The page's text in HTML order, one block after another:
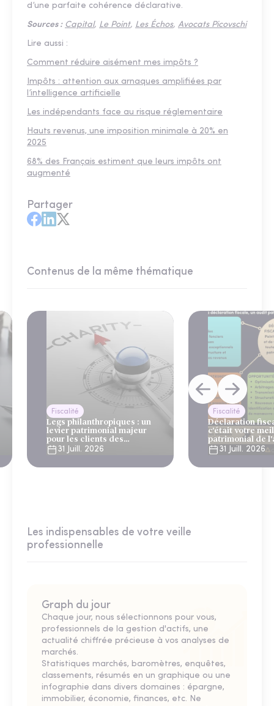
d’une parfaite cohérence déclarative.
Sources : Capital, Le Point, Les Échos, Avocats Picovschi
Lire aussi :
Comment réduire aisément mes impôts ?
Impôts : attention aux arnaques amplifiées par
l’intelligence artificielle
Les indépendants face au risque réglementaire
Hauts revenus, une imposition minimale à 20% en
2025
68% des Français estiment que leurs impôts ont
augmenté
Partager
Contenus de la même thématique
Fiscalité
Legs philanthropiques : un
levier patrimonial majeur
pour les clients des
gestionnaires de patrimoine
et des banques privées
31 Juill. 2026
Fiscalité
Déclaration
c'était votre
patrimonial de
31 Juill. 2026
Les indispensables de votre veille
professionnelle
Graph du jour
Chaque jour, nous sélectionnons pour vous,
professionnels de la gestion d'actifs, une
actualité chiffrée précieuse à vos analyses de
marchés.
Statistiques marchés, baromètres, enquêtes,
classements, résumés en un graphique ou une
infographie dans divers domaines : épargne,
immobilier, économie, finances, etc. Ne